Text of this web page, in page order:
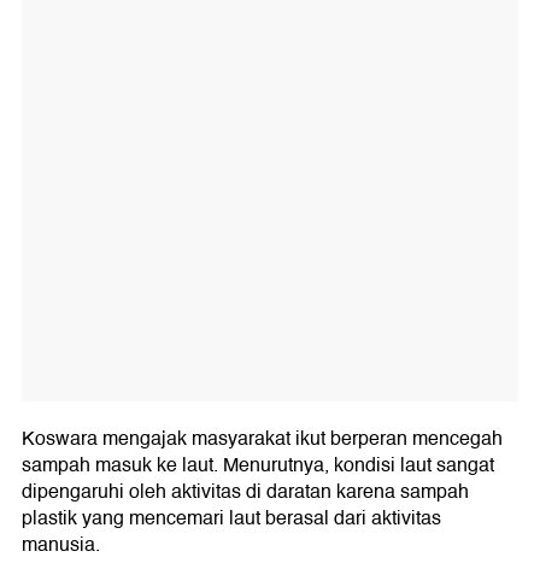
Koswara mengajak masyarakat ikut berperan mencegah
sampah masuk ke laut. Menurutnya, kondisi laut sangat
dipengaruhi oleh aktivitas di daratan karena sampah
plastik yang mencemari laut berasal dari aktivitas
manusia.